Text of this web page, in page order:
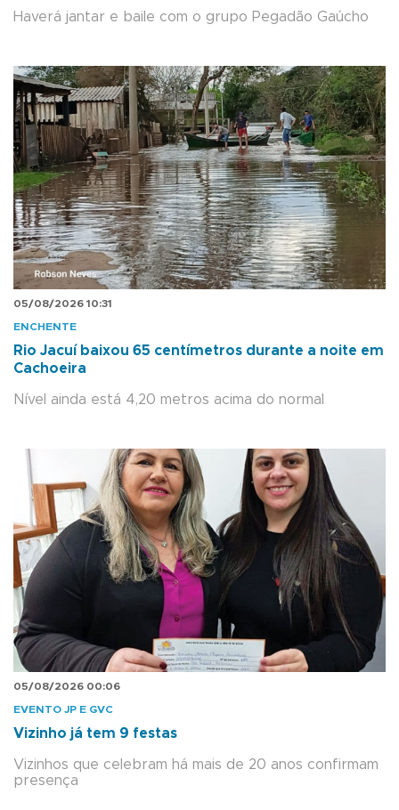
Haverá jantar e baile com o grupo Pegadão Gaúcho
05/08/2026 10:31
ENCHENTE
Rio Jacuí baixou 65 centímetros durante a noite em
Cachoeira
Nível ainda está 4,20 metros acima do normal
05/08/2026 00:06
EVENTO JP E GVC
Vizinho já tem 9 festas
Vizinhos que celebram há mais de 20 anos confirmam
presença